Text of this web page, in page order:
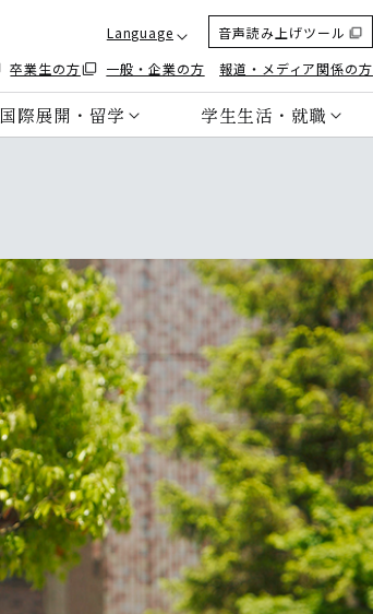
Language
音声読み上げツール
卒業生の方 一般・企業の方 報道・メディア関係の方
国際展開・留学 学生生活・就職